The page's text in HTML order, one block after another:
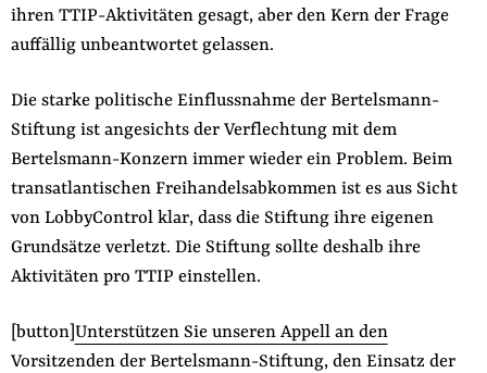
ihren TTIP-Aktivitäten gesagt, aber den Kern der Frage
auffällig unbeantwortet gelassen.
Die starke politische Einflussnahme der Bertelsmann-
Stiftung ist angesichts der Verflechtung mit dem
Bertelsmann-Konzern immer wieder ein Problem. Beim
transatlantischen Freihandelsabkommen ist es aus Sicht
von LobbyControl klar, dass die Stiftung ihre eigenen
Grundsätze verletzt. Die Stiftung sollte deshalb ihre
Aktivitäten pro TTIP einstellen.
[button] Unterstützen Sie unseren Appell an den
Vorsitzenden der Bertelsmann-Stiftung, den Einsatz der